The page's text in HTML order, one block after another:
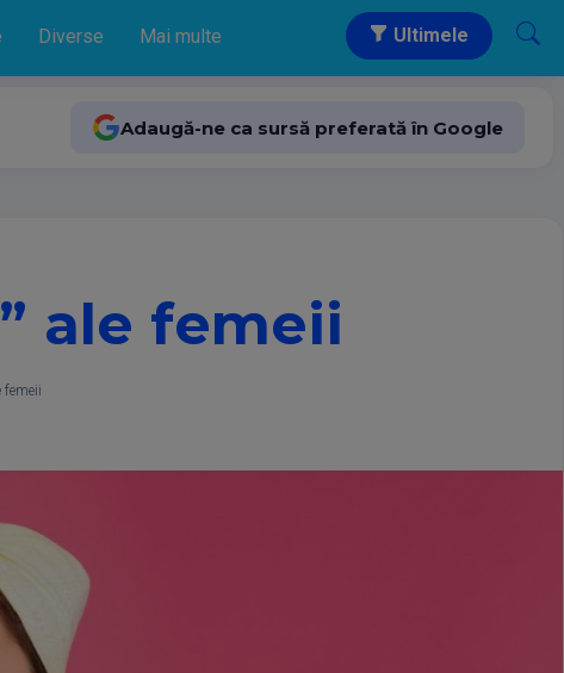
Diverse Mai multe Ultimele
Adaugă-ne ca sursă preferată în Google
ale femeii
femeii